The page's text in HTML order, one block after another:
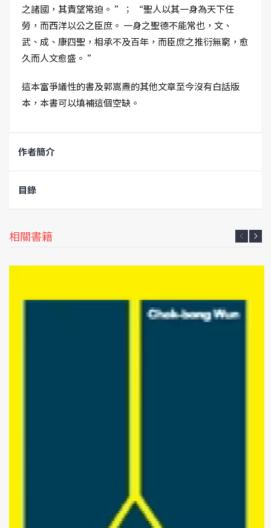
之諸國，其責望常迫。 ”； “聖人以其一身為天下任
勞，而西洋以公之臣庶。 一身之聖德不能常也，文、
武、成、康四聖，相承不及百年，而臣庶之推衍無窮，愈
久而人文愈盛。 ”
這本富爭議性的書及郭嵩燾的其他文章至今沒有白話版
本，本書可以填補這個空缺。
作者簡介
目錄
相關書籍